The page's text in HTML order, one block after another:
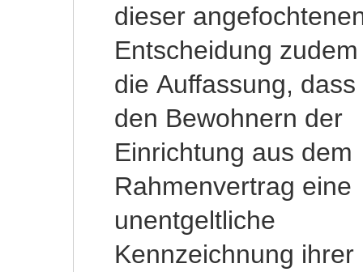
dieser
Entscheidung zudem
die Auffassung, dass
den Bewohnern der
Einrichtung aus dem
Rahmenvertrag eine
unentgeltliche
Kennzeichnung ihrer
werden.
Kennzeichnung der
persönlichen Wäsche
sei daher Bestandteil
der Regelleistung
„Unterkunft und
Verpflegung“. Weiterhin
ist nach Auffassung